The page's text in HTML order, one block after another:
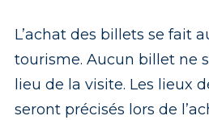
L’achat des billets se fait
tourisme. Aucun billet ne
lieu de la visite. Les lieux
seront précisés lors de